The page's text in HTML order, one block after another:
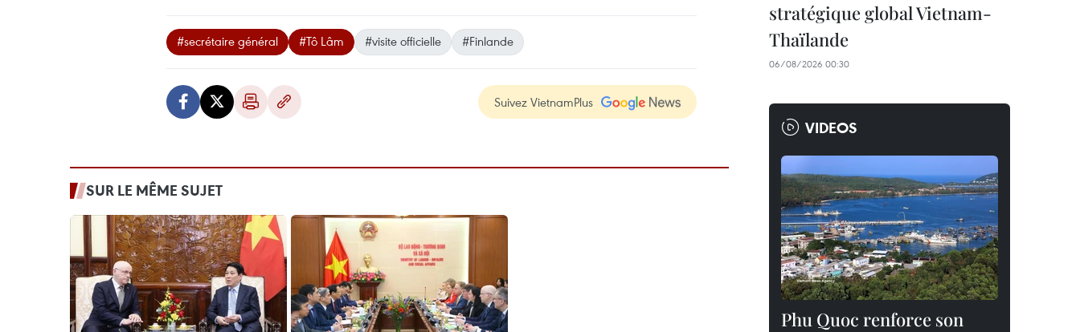
#secrétaire général #Tô Lâm #visite officielle #Finlande
Suivez VietnamPlus
SUR LE MÊME SUJET
stratégique global Vietnam-
Thaïlande
06/08/2026 00:30
VIDEOS
Phu Quoc renforce son